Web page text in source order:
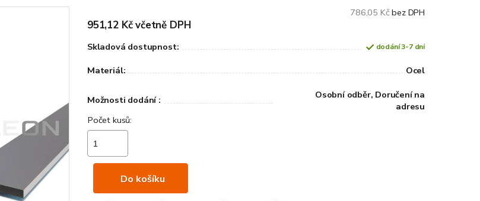
786,05 Kčbez DPH
951,12 Kč včetně DPH
Skladová dostupnost: dodání 3-7 dní
Materiál: Ocel
Možnosti dodání :
Osobní odběr, Doručení na
adresu
Do košíku